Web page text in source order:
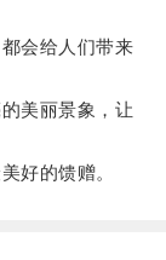
会给人们带来
美丽景象，让
好的馈赠。